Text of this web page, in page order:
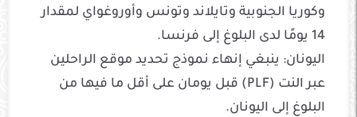
وكوريا الجنوبية وتايلاند وتونس وأوروغواي لمقدار
14 يومًا لدى البلوغ إلى فرنسا.
اليونان: ينبغي إنهاء نموذج تحديد موقع الراحلين
عبر النت (PLF) قبل يومان على أقل ما فيها من
البلوغ إلى اليونان.